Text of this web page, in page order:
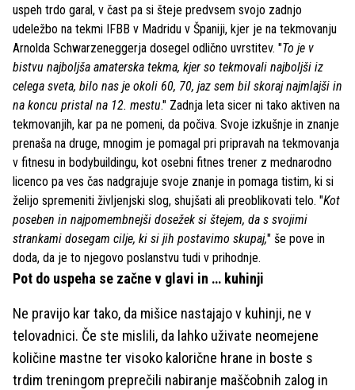
uspeh trdo garal, v čast pa si šteje predvsem svojo zadnjo
udeležbo na tekmi IFBB v Madridu v Španiji, kjer je na tekmovanju
Arnolda Schwarzeneggerja dosegel odlično uvrstitev. "To je v
bistvu najboljša amaterska tekma, kjer so tekmovali najboljši iz
celega sveta, bilo nas je okoli 60, 70, jaz sem bil skoraj najmlajši in
na koncu pristal na 12. mestu." Zadnja leta sicer ni tako aktiven na
tekmovanjih, kar pa ne pomeni, da počiva. Svoje izkušnje in znanje
prenaša na druge, mnogim je pomagal pri pripravah na tekmovanja
v fitnesu in bodybuildingu, kot osebni fitnes trener z mednarodno
licenco pa ves čas nadgrajuje svoje znanje in pomaga tistim, ki si
želijo spremeniti življenjski slog, shujšati ali preoblikovati telo. "Kot
poseben in najpomembnejši dosežek si štejem, da s svojimi
strankami dosegam cilje, ki si jih postavimo skupaj," še pove in
doda, da je to njegovo poslanstvu tudi v prihodnje.
Pot do uspeha se začne v glavi in … kuhinji
Ne pravijo kar tako, da mišice nastajajo v kuhinji, ne v
telovadnici. Če ste mislili, da lahko uživate neomejene
količine mastne ter visoko kalorične hrane in boste s
trdim treningom preprečili nabiranje maščobnih zalog in